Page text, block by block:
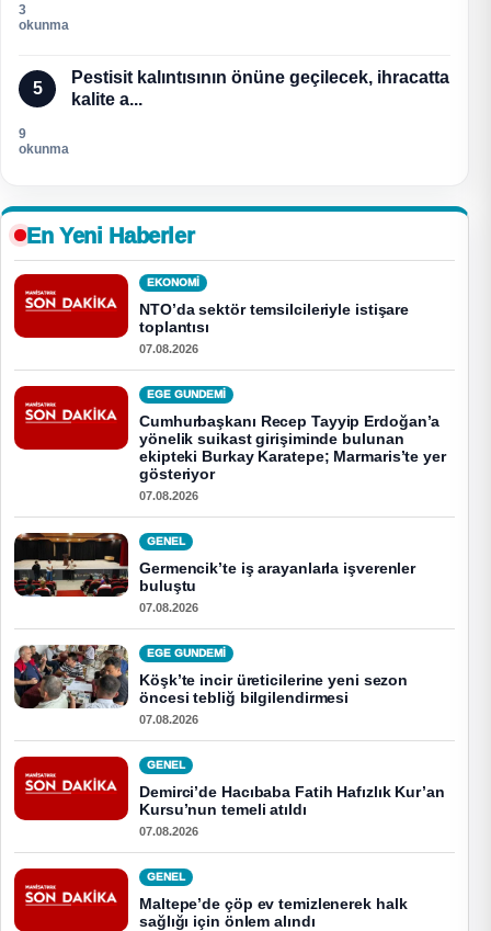
3
okunma
5
Pestisit kalıntısının önüne geçilecek, ihracatta
kalite a...
9
okunma
En Yeni Haberler
EKONOMI
NTO’da sektör temsilcileriyle istişare
toplantısı
07.08.2026
EGE GUNDEMİ
Cumhurbaşkanı Recep Tayyip Erdoğan’a
yönelik suikast girişiminde bulunan
ekipteki Burkay Karatepe; Marmaris’te yer
gösteriyor
07.08.2026
GENEL
Germencik’te iş arayanlarla işverenler
buluştu
07.08.2026
EGE GUNDEMİ
Köşk’te incir üreticilerine yeni sezon
öncesi tebliğ bilgilendirmesi
07.08.2026
GENEL
Demirci’de Hacıbaba Fatih Hafızlık Kur’an
Kursu’nun temeli atıldı
07.08.2026
GENEL
Maltepe’de çöp ev temizlenerek halk
sağlığı için önlem alındı